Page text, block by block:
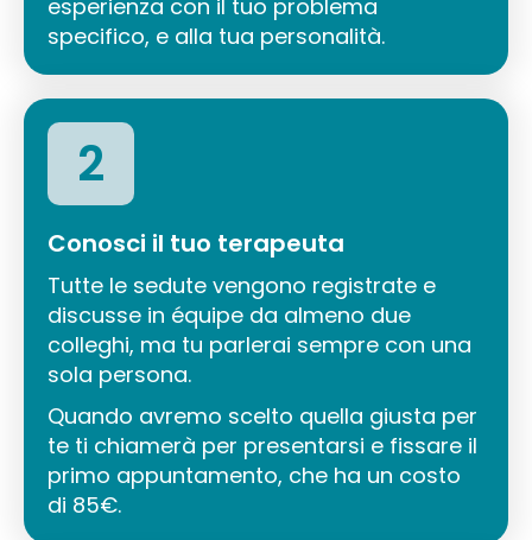
esperienza con il tuo problema
specifico, e alla tua personalità.
2
Conosci il tuo terapeuta
Tutte le sedute vengono registrate e
discusse in équipe da almeno due
colleghi, ma tu parlerai sempre con una
sola persona.
Quando avremo scelto quella giusta per
te ti chiamerà per presentarsi e fissare il
primo appuntamento, che ha un costo
di 85€.